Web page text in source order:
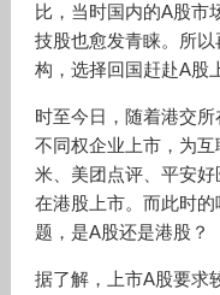
比，当时国内的A股市
技股也愈发青睐。所
构，选择回国赶赴A股
时至今日，随着港交
不同权企业上市，为
米、美团点评、平安
在港股上市。而此时
题，是A股还是港股？
据了解，上市A股要求